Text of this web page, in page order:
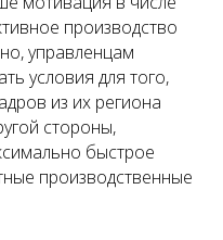
производство
управленцам
условия для того,
из их региона
стороны,
быстрое
производственные